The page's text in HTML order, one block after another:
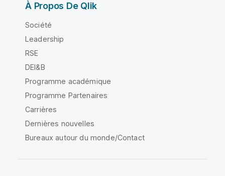
À Propos De Qlik
Société
Leadership
RSE
DEI&B
Programme académique
Programme Partenaires
Carrières
Dernières nouvelles
Bureaux autour du monde/Contact